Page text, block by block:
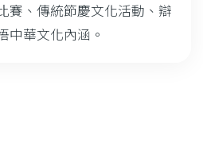
賽、傳統節慶文化活動、辯
中華文化內涵。